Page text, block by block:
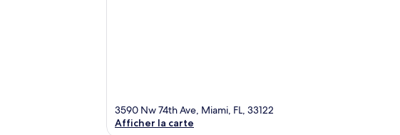
3590 Nw 74th Ave, Miami, FL, 33122
Afficher la carte